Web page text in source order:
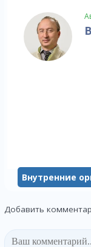
Внутренние
Добавить